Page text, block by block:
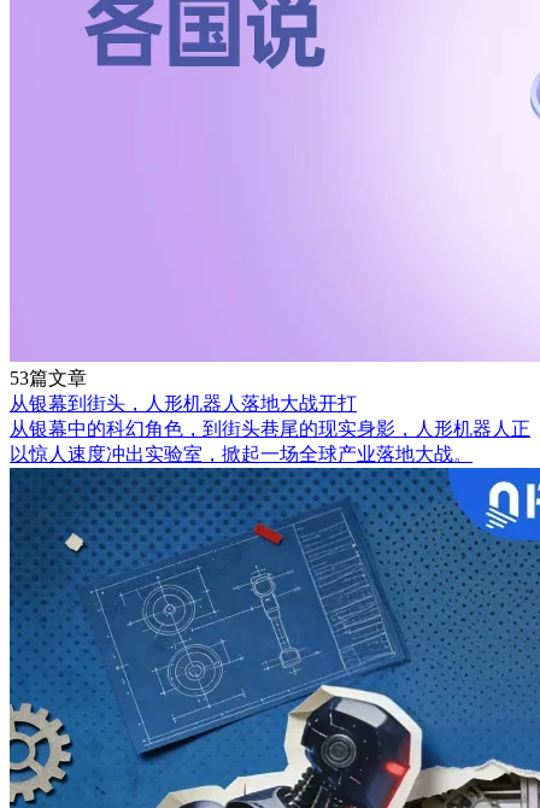
53篇文章
从银幕到街头，人形机器人落地大战开打
从银幕中的科幻角色，到街头巷尾的现实身影，人形机器人正
以惊人速度冲出实验室，掀起一场全球产业落地大战。